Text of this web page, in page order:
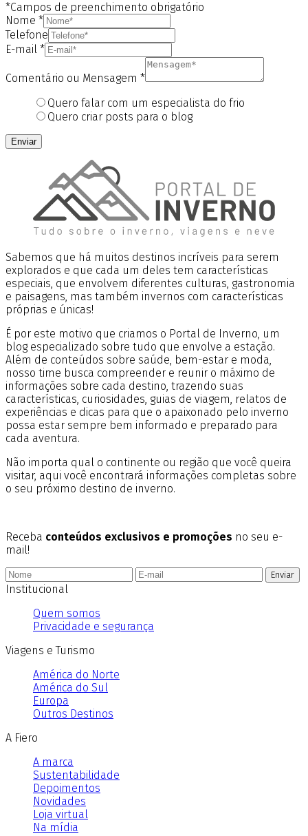
*Campos de preenchimento obrigatório
Nome *
Telefone
E-mail *
Comentário ou Mensagem *
Quero falar com um especialista do frio
Quero criar posts para o blog
Enviar
Sabemos que há muitos destinos incríveis para serem
explorados e que cada um deles tem características
especiais, que envolvem diferentes culturas, gastronomia
e paisagens, mas também invernos com características
próprias e únicas!
É por este motivo que criamos o Portal de Inverno, um
blog especializado sobre tudo que envolve a estação.
Além de conteúdos sobre saúde, bem-estar e moda,
nosso time busca compreender e reunir o máximo de
informações sobre cada destino, trazendo suas
características, curiosidades, guias de viagem, relatos de
experiências e dicas para que o apaixonado pelo inverno
possa estar sempre bem informado e preparado para
cada aventura.
Não importa qual o continente ou região que você queira
visitar, aqui você encontrará informações completas sobre
o seu próximo destino de inverno.
Receba conteúdos exclusivos e promoções no seu e-
mail!
Enviar
Institucional
Quem somos
Privacidade e segurança
Viagens e Turismo
América do Norte
América do Sul
Europa
Outros Destinos
A Fiero
A marca
Sustentabilidade
Depoimentos
Novidades
Loja virtual
Na mídia